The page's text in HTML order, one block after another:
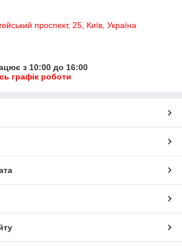
проспект, 25, Київ, Україна
з 10:00 до 16:00
графік роботи